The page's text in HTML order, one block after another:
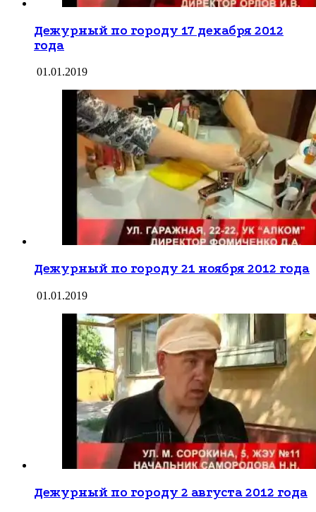
Дежурный по городу 17 декабря 2012
года
01.01.2019
Дежурный по городу 21 ноября 2012 года
01.01.2019
Дежурный по городу 2 августа 2012 года